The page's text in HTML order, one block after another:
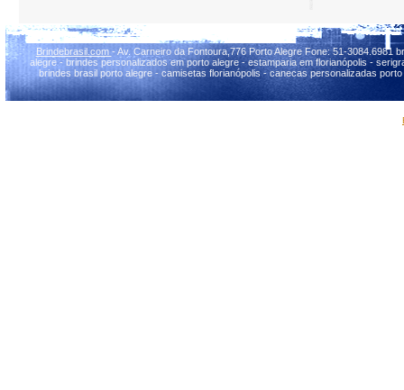
Brindebrasil.com - Av. Carneiro da Fontoura,776 Porto Alegre Fone: 51-
alegre - brindes personalizados em porto alegre - estamparia em florianópolis -
brindes brasil porto alegre - camisetas florianópolis - canecas personalizadas